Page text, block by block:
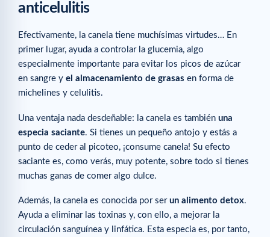
anticelulitis
Efectivamente, la canela tiene muchísimas virtudes… En
primer lugar, ayuda a controlar la glucemia, algo
especialmente importante para evitar los picos de azúcar
en sangre y el almacenamiento de grasas en forma de
michelines y celulitis.
Una ventaja nada desdeñable: la canela es también una
especia saciante. Si tienes un pequeño antojo y estás a
punto de ceder al picoteo, ¡consume canela! Su efecto
saciante es, como verás, muy potente, sobre todo si tienes
muchas ganas de comer algo dulce.
Además, la canela es conocida por ser un alimento detox.
Ayuda a eliminar las toxinas y, con ello, a mejorar la
circulación sanguínea y linfática. Esta especia es, por tanto,